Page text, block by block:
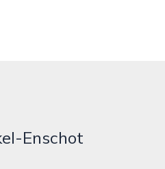
Enschot